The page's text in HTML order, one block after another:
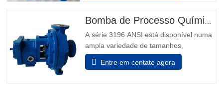
fase, Capacidade 14 gpm. • Dimensões
gerais 35 dentro. L x 12 dentro. W x 15
dentro H. Dicas de segurança da
Bomba de Processo Químico ANSI B73.1
A série 3196 ANSI está disponível numa
ampla variedade de tamanhos,
capacidades e materiais para se adequar
perfeitamente a qualquer tipo de
Entre em contato agora